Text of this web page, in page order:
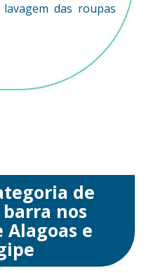
das roupas
de
nos
Alagoas e